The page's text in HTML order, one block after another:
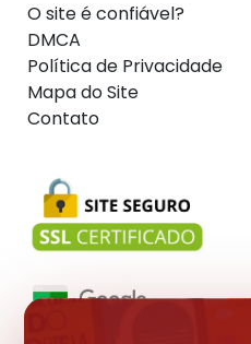
O site é confiável?
DMCA
Política de Privacidade
Mapa do Site
Contato